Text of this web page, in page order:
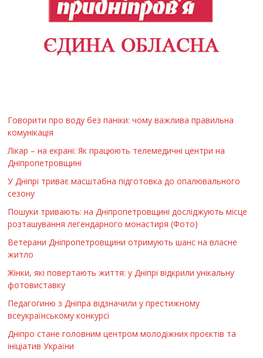
Говорити про воду без паніки: чому важлива правильна
комунікація
Лікар – на екрані: Як працюють телемедичні центри на
Дніпропетровщині
У Дніпрі триває масштабна підготовка до опалювального
сезону
Пошуки тривають: на Дніпропетровщині досліджують місце
розташування легендарного монастиря (Фото)
Ветерани Дніпропетровщини отримують шанс на власне
житло
Жінки, які повертають життя: у Дніпрі відкрили унікальну
фотовиставку
Педагогиню з Дніпра відзначили у престижному
всеукраїнському конкурсі
Дніпро стане головним центром молодіжних проєктів та
ініціатив України